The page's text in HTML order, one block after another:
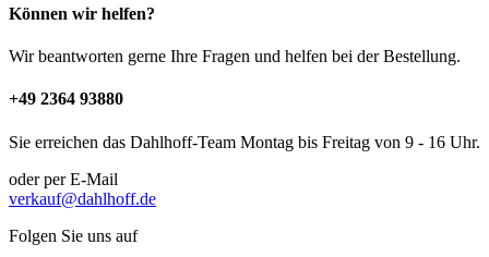
Können wir helfen?
Wir beantworten gerne Ihre Fragen und helfen bei der Bestellung.
+49 2364 93880
Sie erreichen das Dahlhoff-Team Montag bis Freitag von 9 - 16 Uhr.
oder per E-Mail
verkauf@dahlhoff.de
Folgen Sie uns auf